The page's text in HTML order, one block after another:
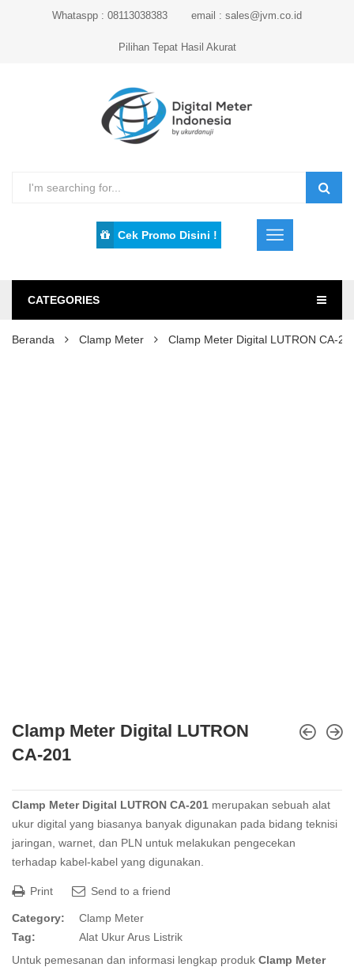
Whataspp : 08113038383 email : sales@jvm.co.id
Pilihan Tepat Hasil Akurat
Cek Promo Disini !
CATEGORIES
Beranda Clamp Meter Clamp Meter Digital LUTRON CA-
Clamp Meter Digital LUTRON
CA-201
Clamp Meter Digital LUTRON CA-201 merupakan sebuah alat
ukur digital yang biasanya banyak digunakan pada bidang teknisi
jaringan, warnet, dan PLN untuk melakukan pengecekan
terhadap kabel-kabel yang digunakan.
Print Send to a friend
Category:
Clamp Meter
Tag:
Alat Ukur Arus Listrik
Untuk pemesanan dan informasi lengkap produk Clamp Meter